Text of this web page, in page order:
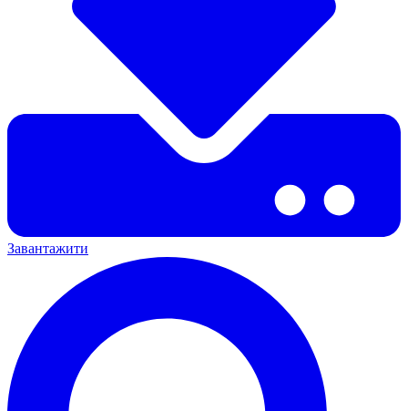
Завантажити